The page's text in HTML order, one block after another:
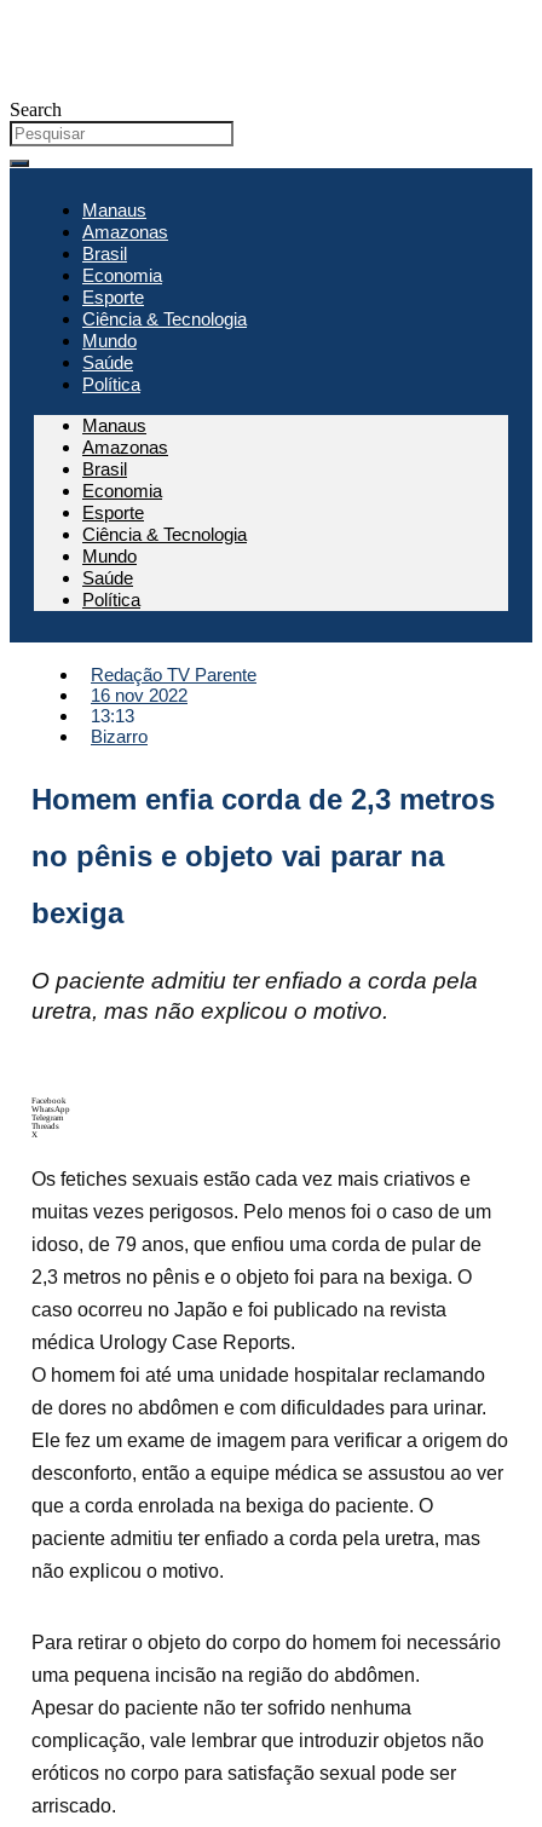
Search
Manaus
Amazonas
Brasil
Economia
Esporte
Ciência & Tecnologia
Mundo
Saúde
Política
Manaus
Amazonas
Brasil
Economia
Esporte
Ciência & Tecnologia
Mundo
Saúde
Política
Redação TV Parente
16 nov 2022
13:13
Bizarro
Homem enfia corda de 2,3 metros
no pênis e objeto vai parar na
bexiga
O paciente admitiu ter enfiado a corda pela
uretra, mas não explicou o motivo.
Facebook
WhatsApp
Telegram
Threads
X
Os fetiches sexuais estão cada vez mais criativos e
muitas vezes perigosos. Pelo menos foi o caso de um
idoso, de 79 anos, que enfiou uma corda de pular de
2,3 metros no pênis e o objeto foi para na bexiga. O
caso ocorreu no Japão e foi publicado na revista
médica Urology Case Reports.
O homem foi até uma unidade hospitalar reclamando
de dores no abdômen e com dificuldades para urinar.
Ele fez um exame de imagem para verificar a origem do
desconforto, então a equipe médica se assustou ao ver
que a corda enrolada na bexiga do paciente. O
paciente admitiu ter enfiado a corda pela uretra, mas
não explicou o motivo.
Para retirar o objeto do corpo do homem foi necessário
uma pequena incisão na região do abdômen.
Apesar do paciente não ter sofrido nenhuma
complicação, vale lembrar que introduzir objetos não
eróticos no corpo para satisfação sexual pode ser
arriscado.